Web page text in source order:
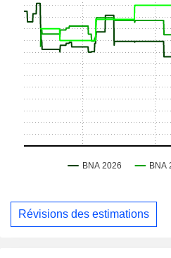
Révisions des estimations